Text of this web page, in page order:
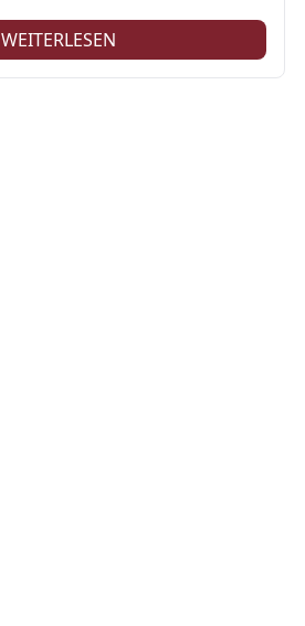
WEITERLESEN